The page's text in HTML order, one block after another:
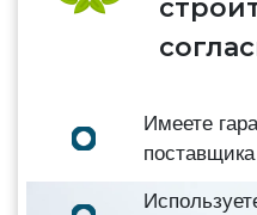
Имеете
поставщика